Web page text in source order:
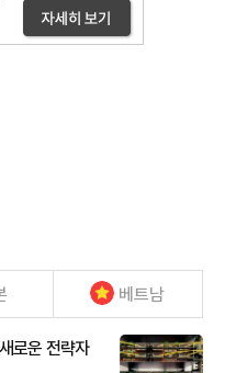
베트남
로운 전략자